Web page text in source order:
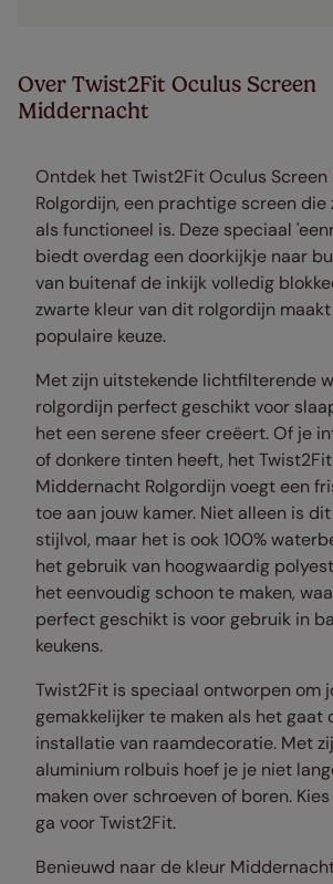
Over Twist2Fit Oculus Screen
Middernacht
Ontdek het Twist2Fit Oculus
Rolgordijn, een prachtige screen die
als functioneel is. Deze speciaal
biedt overdag een doorkijkje naar
van buitenaf de inkijk volledig
zwarte kleur van dit rolgordijn
populaire keuze.
Met zijn uitstekende lichtfilterende
rolgordijn perfect geschikt voor
het een serene sfeer creëert. Of je
of donkere tinten heeft, het
Middernacht Rolgordijn voegt een
toe aan jouw kamer. Niet alleen is
stijlvol, maar het is ook 100%
het gebruik van hoogwaardig
het eenvoudig schoon te maken,
perfect geschikt is voor gebruik in
keukens.
Twist2Fit is speciaal ontworpen om
gemakkelijker te maken als het gaat
installatie van raamdecoratie. Met
aluminium rolbuis hoef je je niet
maken over schroeven of boren.
ga voor Twist2Fit.
Benieuwd naar de kleur